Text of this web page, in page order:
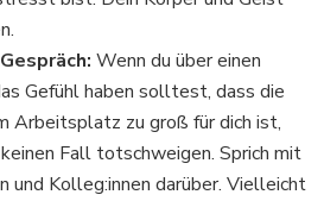
Wenn du über einen
Gefühl haben solltest, dass die
Arbeitsplatz zu groß für dich ist,
Fall totschweigen. Sprich mit
und Kolleg:innen darüber. Vielleicht